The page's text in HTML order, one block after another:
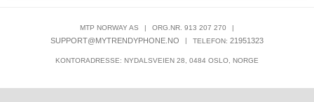
MTP NORWAY AS | ORG.NR. 913 207 270 |
SUPPORT@MYTRENDYPHONE.NO | TELEFON: 21951323
KONTORADRESSE: NYDALSVEIEN 28, 0484 OSLO, NORGE